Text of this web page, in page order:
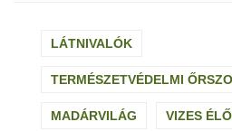
LÁTNIVALÓK
TERMÉSZETVÉDELMI
MADÁRVILÁG VIZES